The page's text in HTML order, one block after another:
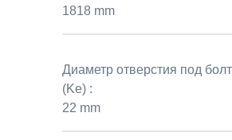
1818 mm
Диаметр отверстия под
(Ke) :
22 mm